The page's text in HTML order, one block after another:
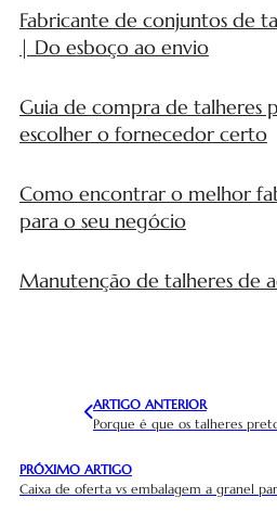
Fabricante de conjuntos de
| Do esboço ao envio
Guia de compra de talheres
escolher o fornecedor certo
Como encontrar o melhor
para o seu negócio
Manutenção de talheres de
ARTIGO ANTERIOR
PRÓXIMO ARTIGO